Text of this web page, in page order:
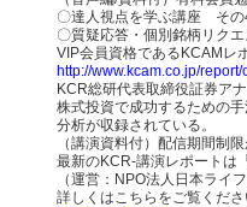
〇達人視点を学ぶ講座 そ
〇質疑応答・個別銘柄リクエ
VIP会員資格であるKCAMレ
http://www.kcam.co.jp/
KCR総研代表取締役証券ア
株式投資で成功するための
分析が収録されている。
（講演資料付）配信期間制
最新のKCR-講演レポートは
（運営：NPO法人日本ライ
詳しくはこちらをご覧くださ